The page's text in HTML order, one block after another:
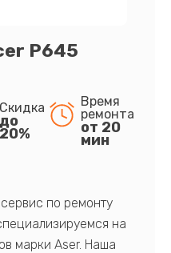
P645
Скидка
до
20%
Время
ремонта
от 20
мин
по ремонту
на
марки Aser. Наша